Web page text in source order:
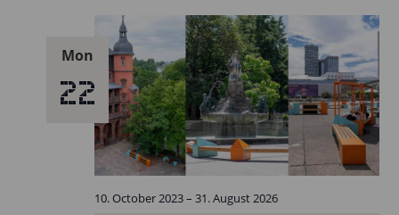
Mon
22
10. October 2023–31. August 2026